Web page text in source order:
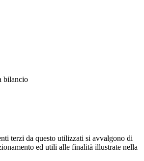
bilancio
terzi da questo utilizzati si avvalgono di
ed utili alle finalità illustrate nella